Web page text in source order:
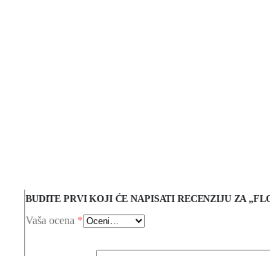
BUDITE PRVI KOJI ĆE NAPISATI RECENZIJU ZA
Vaša ocena *